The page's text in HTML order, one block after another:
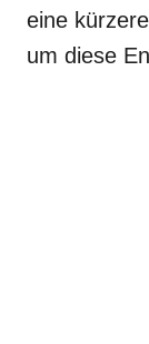
eine
um diese